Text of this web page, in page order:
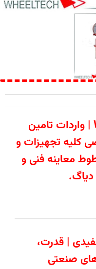
ویل تک WHEELTECH | واردات تامین
کلیه تجهیزات و
معاینه فنی و
لیتری مفیدی | قدرت،
صنعتی